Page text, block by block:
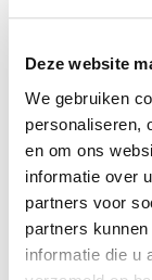
Deze website
We gebruiken
personaliseren,
en om ons
informatie over
partners voor
partners
informatie die u
Montrer plus
Description
Le Bianchi T-Tronik
garantit une
un moteur
hydrauliques, c'est